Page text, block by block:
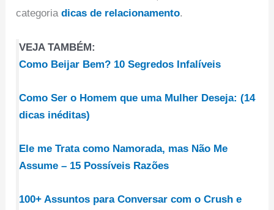
categoriadicas de relacionamento.
VEJA TAMBÉM:
Como Beijar Bem? 10 Segredos Infalíveis
Como Ser o Homem que uma Mulher Deseja: (14
dicas inéditas)
Ele me Trata como Namorada, mas Não Me
Assume – 15 Possíveis Razões
100+ Assuntos para Conversar com o Crush e